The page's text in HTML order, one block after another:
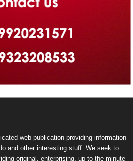
web publication providing information
and other interesting stuff. We seek to
original, enterprising, up-to-the-minute